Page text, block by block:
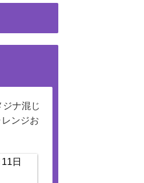
ナ混じ
ンジお